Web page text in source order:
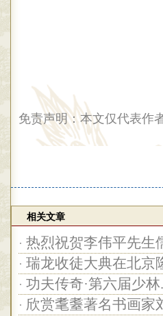
免责声明：本文仅代表作
相关文章
· 热烈祝贺李伟平先生
· 瑞龙收徒大典在北京
· 功夫传奇·第六届少林
· 欣赏耄耋著名书画家